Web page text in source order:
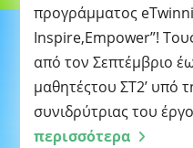
προγράμματος
Inspire,Empower”!
από τον Σεπτέμβριο
μαθητέςτου ΣΤ2’ υπό
συνιδρύτριας του
περισσότερα